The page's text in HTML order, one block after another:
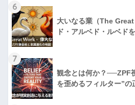
6
大いなる業（The
ド・アルベド・ルベド
7
観念とは何か？──ZPF
を歪めるフィルター”の